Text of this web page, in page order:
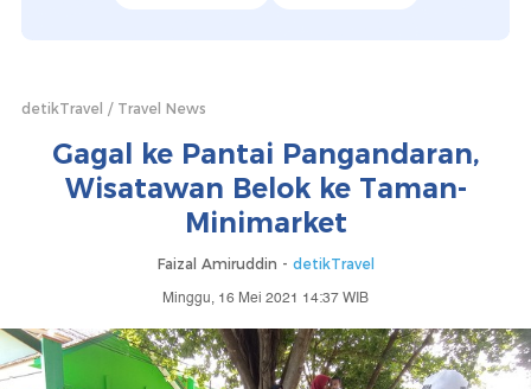
detikTravel Travel News
Gagal ke Pantai Pangandaran,
Wisatawan Belok ke Taman-
Minimarket
Faizal Amiruddin - detikTravel
Minggu, 16 Mei 2021 14:37 WIB